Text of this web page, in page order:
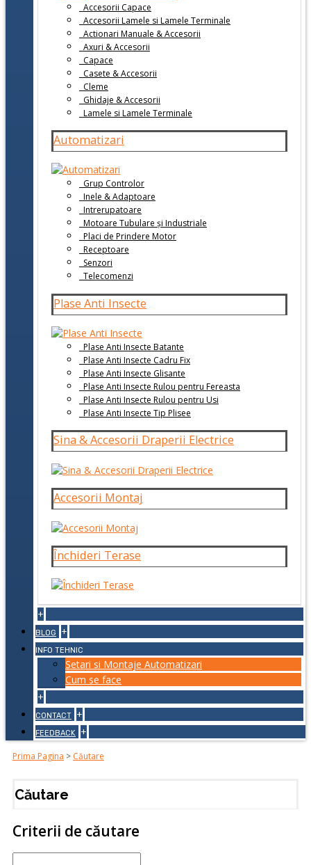
Accesorii Capace
Accesorii Lamele si Lamele Terminale
Actionari Manuale & Accesorii
Axuri & Accesorii
Capace
Casete & Accesorii
Cleme
Ghidaje & Accesorii
Lamele si Lamele Terminale
Automatizari
Grup Controlor
Inele & Adaptoare
Intrerupatoare
Motoare Tubulare și Industriale
Placi de Prindere Motor
Receptoare
Senzori
Telecomenzi
Plase Anti Insecte
Plase Anti Insecte Batante
Plase Anti Insecte Cadru Fix
Plase Anti Insecte Glisante
Plase Anti Insecte Rulou pentru Fereasta
Plase Anti Insecte Rulou pentru Usi
Plase Anti Insecte Tip Plisee
Sina & Accesorii Draperii Electrice
Accesorii Montaj
Închideri Terase
+
BLOG +
INFO TEHNIC
Setari si Montaje Automatizari
Cum se face
+
CONTACT +
FEEDBACK +
Prima Pagina > Căutare
Căutare
Criterii de căutare